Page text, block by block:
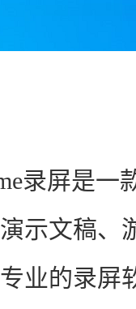
屏是一
示文稿、
业的录屏